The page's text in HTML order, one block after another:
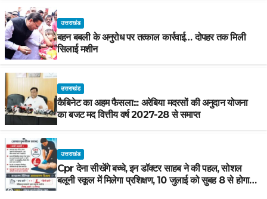
उत्तराखंड
बहन बबली के अनुरोध पर तत्काल कार्रवाई… दोपहर तक मिली
सिलाई मशीन
उत्तराखंड
कैबिनेट का अहम फैसला::: अरेबिया मदरसों की अनुदान योजना
का बजट मद वित्तीय वर्ष 2027-28 से समाप्त
उत्तराखंड
Cpr देना सीखेंगे बच्चे, इन डॉक्टर साहब ने की पहल, सोशल
बलूनी स्कूल में मिलेगा प्रशिक्षण, 10 जुलाई को सुबह 8 से होगा